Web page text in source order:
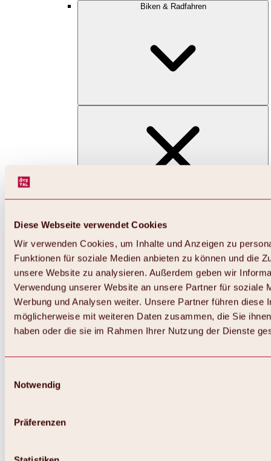
Diese Webseite verwendet Cookies
Wir verwenden Cookies, um Inhalte und Anzeigen zu
Funktionen für soziale Medien anbieten zu können und die
unsere Website zu analysieren. Außerdem geben wir
Verwendung unserer Website an unsere Partner für soziale
Werbung und Analysen weiter. Unsere Partner führen diese
möglicherweise mit weiteren Daten zusammen, die Sie
haben oder die sie im Rahmen Ihrer Nutzung der Dienste
Notwendig
Präferenzen
Biken & Radfahren